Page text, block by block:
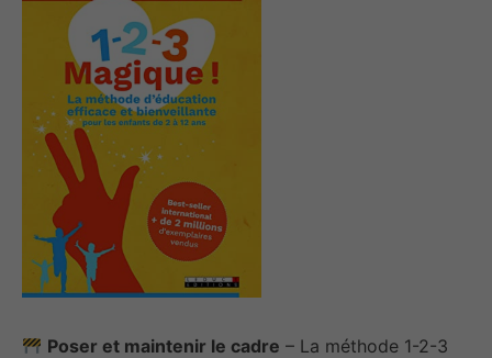
Poser et maintenir le cadre – La méthode 1-2-3